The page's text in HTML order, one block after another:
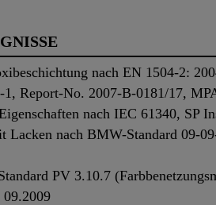
nach EN 1504-2:
Report-No. 2007-B-0181/17,
nach IEC 61340, SP
Lacken nach BMW-Standard 09-
PV 3.10.7